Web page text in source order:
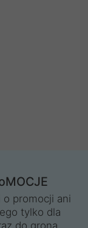
promocji ani
tylko dla
do grona